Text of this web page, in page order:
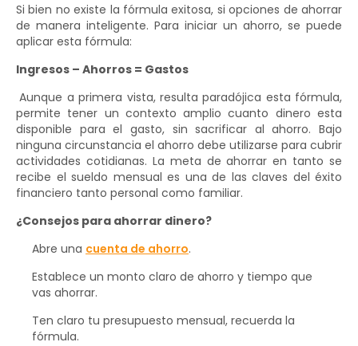
Si bien no existe la fórmula exitosa, si opciones de ahorrar
de manera inteligente. Para iniciar un ahorro, se puede
aplicar esta fórmula:
Ingresos – Ahorros = Gastos
Aunque a primera vista, resulta paradójica esta fórmula,
permite tener un contexto amplio cuanto dinero esta
disponible para el gasto, sin sacrificar al ahorro. Bajo
ninguna circunstancia el ahorro debe utilizarse para cubrir
actividades cotidianas. La meta de ahorrar en tanto se
recibe el sueldo mensual es una de las claves del éxito
financiero tanto personal como familiar.
¿Consejos para ahorrar dinero?
Abre una cuenta de ahorro.
Establece un monto claro de ahorro y tiempo que
vas ahorrar.
Ten claro tu presupuesto mensual, recuerda la
fórmula.